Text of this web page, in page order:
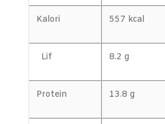
Kalori 557 kcal
Lif 8.2 g
Protein 13.8 g